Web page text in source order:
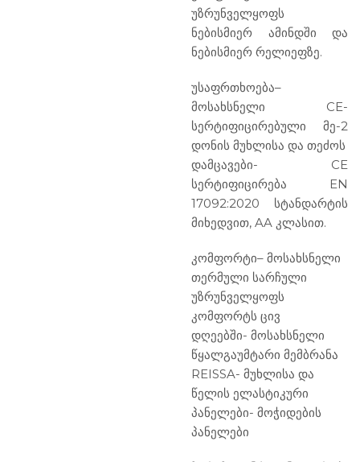
უზრუნველყოფს
ნებისმიერ ამინდში და
ნებისმიერ რელიეფზე.
უსაფრთხოება–
მოსახსნელი CE-
სერტიფიცირებული მე-2
დონის მუხლისა და თეძოს
დამცავები- CE
სერტიფიცირება EN
17092:2020 სტანდარტის
მიხედვით, AA კლასით.
კომფორტი– მოსახსნელი
თერმული სარჩული
უზრუნველყოფს
კომფორტს ცივ
დღეებში- მოსახსნელი
წყალგაუმტარი მემბრანა
REISSA- მუხლისა და
წელის ელასტიკური
პანელები- მოჭიდების
პანელები